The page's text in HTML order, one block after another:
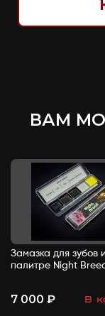
ВАМ
Замазка для зубов
палитре Night
7 000 ₽ В
-